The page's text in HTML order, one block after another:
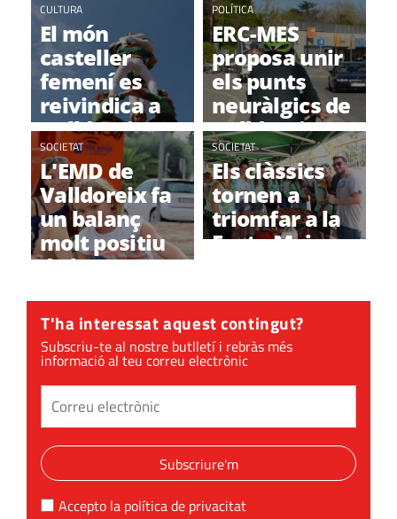
CULTURA
El món
casteller
femení es
reivindica a
Valldoreix
amb el
Castell de
Dones
POLÍTICA
ERC-MES
proposa unir
els punts
neuràlgics de
Valldoreix
amb carril
bici
SOCIETAT
L'EMD de
Valldoreix fa
un balanç
molt positiu
de la Festa
SOCIETAT
Els clàssics
tornen a
triomfar a la
Festa Major
T'ha interessat aquest contingut?
Subscriu-te al nostre butlletí i rebràs més
informació al teu correu electrònic
Subscriure'm
Accepto la política de privacitat